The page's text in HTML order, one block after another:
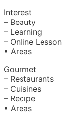
Interest
– Beauty
– Learning
– Online Lesson
• Areas
Gourmet
– Restaurants
– Cuisines
– Recipe
• Areas